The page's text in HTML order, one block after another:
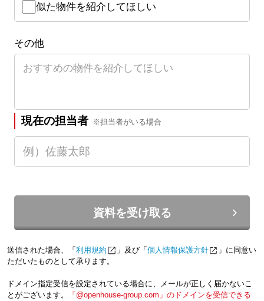
似た物件を紹介してほしい
その他
現在の担当者 ※担当者がいる場合
資料を受け取る
送信された場合、「 利用規約 」及び「 個人情報保護方針
」に同意い
ただいたものとして承ります。
ドメイン指定受信を設定されている場合に、メールが正しく届かないこ
とがございます。
「@openhouse-group.com」のドメインを受信できる